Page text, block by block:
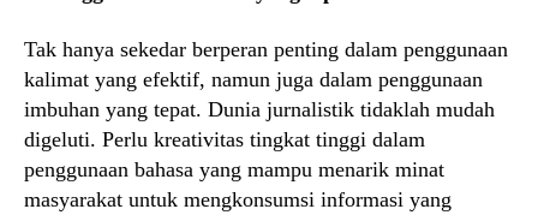
Tak hanya sekedar berperan penting dalam penggunaan
kalimat yang efektif, namun juga dalam penggunaan
imbuhan yang tepat. Dunia jurnalistik tidaklah mudah
digeluti. Perlu kreativitas tingkat tinggi dalam
penggunaan bahasa yang mampu menarik minat
masyarakat untuk mengkonsumsi informasi yang